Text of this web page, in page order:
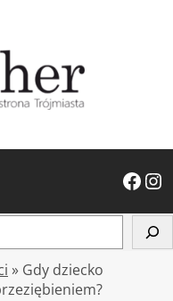
Facebook Instagram
» Gdy dziecko